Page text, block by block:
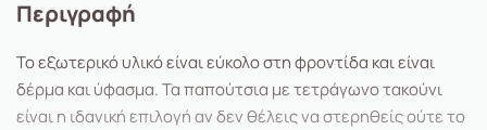
Περιγραφή
Το εξωτερικό υλικό είναι εύκολο στη φροντίδα και είναι
δέρμα και ύφασμα. Τα παπούτσια με τετράγωνο τακούνι
είναι η ιδανική επιλογή αν δεν θέλεις να στερηθείς ούτε το